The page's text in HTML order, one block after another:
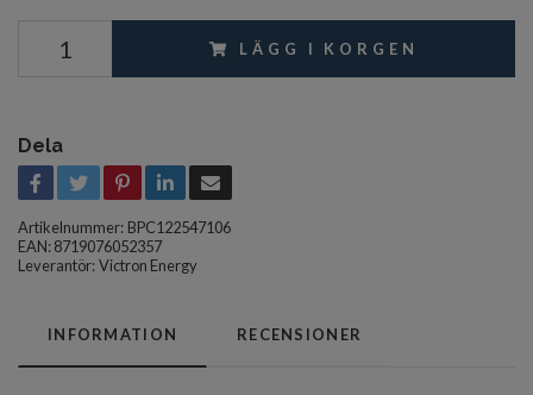
LÄGG I KORGEN
Dela
Artikelnummer: BPC122547106
EAN: 8719076052357
Leverantör:Victron Energy
INFORMATION RECENSIONER